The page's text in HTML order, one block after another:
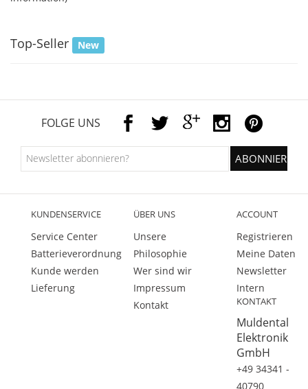
Top-Seller New
FOLGE UNS
KUNDENSERVICE
Service Center
Batterieverordnung
Kunde werden
Lieferung
ÜBER UNS
Unsere
Philosophie
Wer sind wir
Impressum
Kontakt
ACCOUNT
Registrieren
Meine Daten
Newsletter
Intern
KONTAKT
Muldental
Elektronik
GmbH
+49 34341 -
40790